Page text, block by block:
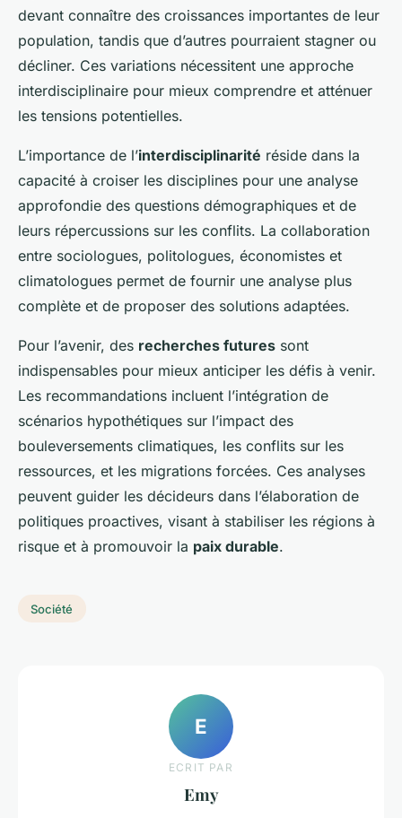
devant connaître des croissances importantes de leur
population, tandis que d’autres pourraient stagner ou
décliner. Ces variations nécessitent une approche
interdisciplinaire pour mieux comprendre et atténuer
les tensions potentielles.
L’importance de l’interdisciplinarité réside dans la
capacité à croiser les disciplines pour une analyse
approfondie des questions démographiques et de
leurs répercussions sur les conflits. La collaboration
entre sociologues, politologues, économistes et
climatologues permet de fournir une analyse plus
complète et de proposer des solutions adaptées.
Pour l’avenir, des recherches futures sont
indispensables pour mieux anticiper les défis à venir.
Les recommandations incluent l’intégration de
scénarios hypothétiques sur l’impact des
bouleversements climatiques, les conflits sur les
ressources, et les migrations forcées. Ces analyses
peuvent guider les décideurs dans l’élaboration de
politiques proactives, visant à stabiliser les régions à
risque et à promouvoir la paix durable.
Société
E
ECRIT PAR
Emy